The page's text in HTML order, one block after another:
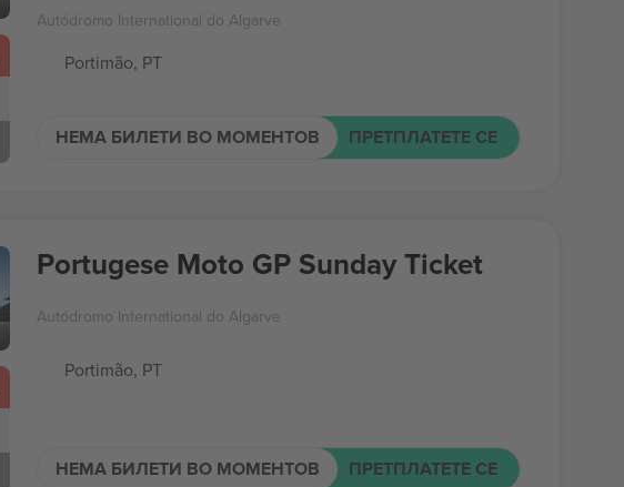
Autódromo International do Algarve
Portimão, PT
НЕМА БИЛЕТИ ВО МОМЕНТОВ ПРЕТПЛАТЕТЕ СЕ
Portugese Moto GP Sunday Ticket
Autódromo International do Algarve
Portimão, PT
НЕМА БИЛЕТИ ВО МОМЕНТОВ ПРЕТПЛАТЕТЕ СЕ